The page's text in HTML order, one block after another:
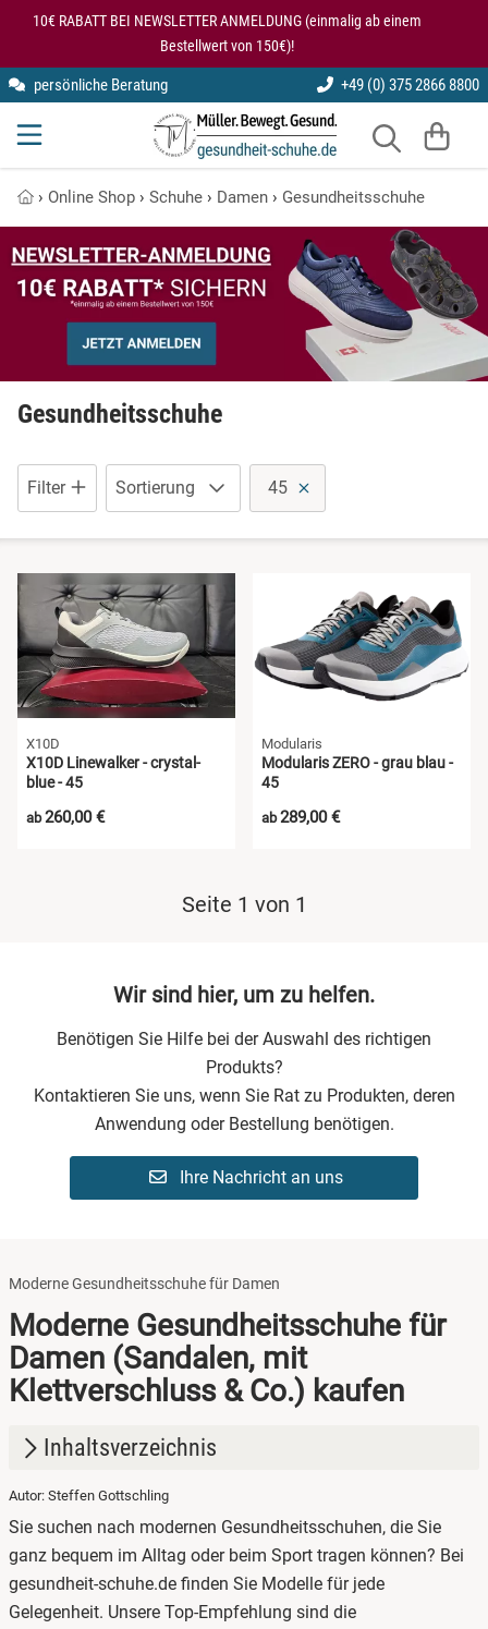
10€ RABATT BEI NEWSLETTER ANMELDUNG (einmalig ab einem
Bestellwert von 150€)!
persönliche Beratung +49 (0) 375 2866 8800
› Online Shop › Schuhe › Damen › Gesundheitsschuhe
Gesundheitsschuhe
Filter Sortierung 45
X10D
X10D Linewalker - crystal-
blue - 45
ab260,00 €
Modularis
Modularis ZERO - grau blau -
45
ab289,00 €
Seite 1 von 1
Wir sind hier, um zu helfen.
Benötigen Sie Hilfe bei der Auswahl des richtigen
Produkts?
Kontaktieren Sie uns, wenn Sie Rat zu Produkten, deren
Anwendung oder Bestellung benötigen.
Ihre Nachricht an uns
Moderne Gesundheitsschuhe für Damen
Moderne Gesundheitsschuhe für
Damen (Sandalen, mit
Klettverschluss & Co.) kaufen
Inhaltsverzeichnis
1. Was sind Gesundheitsschuhe?
2. Gesundheitsschuhe für Damen kaufen
3. Gesundheitsschuhe im Angebot
Autor: Steffen Gottschling
Sie suchen nach modernen Gesundheitsschuhen, die Sie
ganz bequem im Alltag oder beim Sport tragen können? Bei
gesundheit-schuhe.de finden Sie Modelle für jede
Gelegenheit. Unsere Top-Empfehlung sind die
Arbeitsschuhe
Gesundheitsschuhe
Halbschuhe
Hausschuhe
Laufschuhe
Lederschuhe
Luftkissenschuhe
Pantoletten
Schuhe mit Klettverschluss
Sneaker
Wanderschuhe
Einlegesohlen
Stehmatten
kybun
Modularis
SmartFoot
X10D
Gesundheitsschuhe für den Rücken
Knie entlastende Schuhe
Kybun Matte im Test
Kybun Schuhe bei Kniearthrose
Kybun Schuhe im Test
Schuhe bei Fersensporn
Übungen auf der kybun Matte